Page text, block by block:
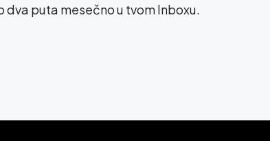
puta mesečno u tvom Inboxu.